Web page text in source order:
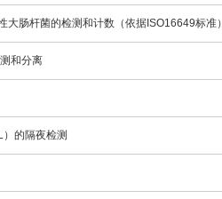
肠杆菌的检测和计数（依据ISO16649标准）
和分离
的隔夜检测